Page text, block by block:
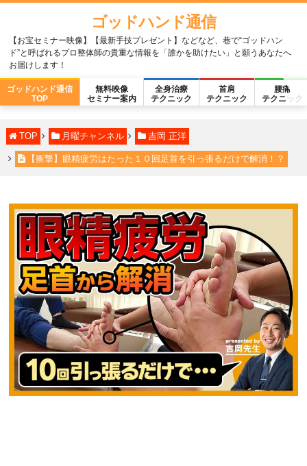
ゴッドハンド通信
【お宝セミナー映像】【最新手技プレゼント】などなど、巷で“ゴッドハン
ド”と呼ばれるプロ整体師の貴重な情報を「誰かを助けたい」と願うあなたへ
お届けします！
ゴッドハンド通信
TOP
無料映像
セミナー案内
全身治療
テクニック
首肩
テクニック
腰痛
テクニック
TOP 月曜チャンネル 吉岡 正洋
【衝撃】眼精疲労はたった１０回足首を引っ張るだけで解消！？